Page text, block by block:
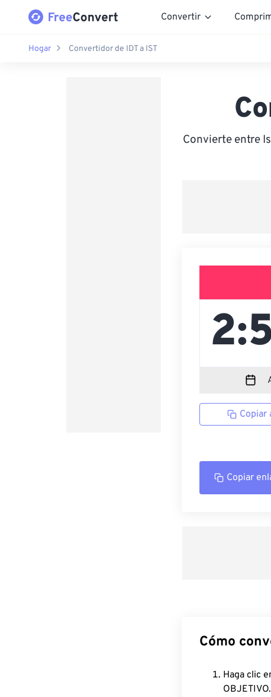
Convertir
Hogar Convertidor de IDT a IST
Convierte entre
Copiar
Copiar
Cómo
Haga clic
OBJETIVO.